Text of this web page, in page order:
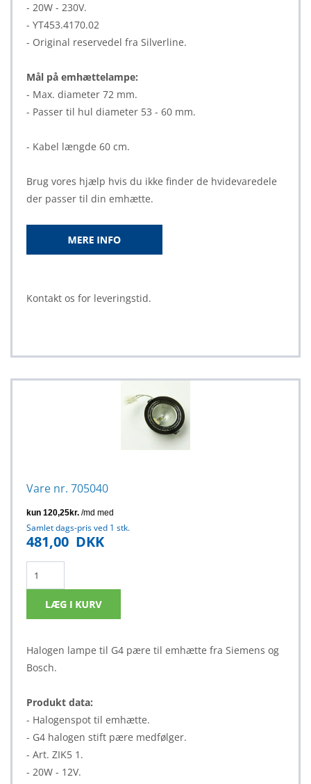
- 20W - 230V.
- YT453.4170.02
- Original reservedel fra Silverline.
Mål på emhættelampe:
- Max. diameter 72 mm.
- Passer til hul diameter 53 - 60 mm.
- Kabel længde 60 cm.
Brug vores hjælp hvis du ikke finder de hvidevaredele
der passer til din emhætte.
Kontakt os for leveringstid.
Vare nr. 705040
Samlet dags-pris ved 1 stk.
481,00 DKK
Halogen lampe til G4 pære til emhætte fra Siemens og
Bosch.
Produkt data:
- Halogenspot til emhætte.
- G4 halogen stift pære medfølger.
- Art. ZIK5 1.
- 20W - 12V.